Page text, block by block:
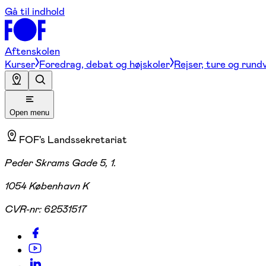
Gå til indhold
Aftenskolen
Kurser Foredrag, debat og højskoler Rejser, ture og
Open menu
FOF's Landssekretariat
Peder Skrams Gade 5, 1.
1054 København K
CVR-nr: 62531517